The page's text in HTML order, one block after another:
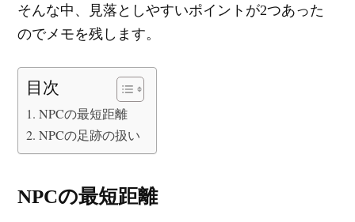
そんな中、見落としやすいポイントが2つあった
のでメモを残します。
目次
NPCの最短距離
NPCの足跡の扱い
NPCの最短距離